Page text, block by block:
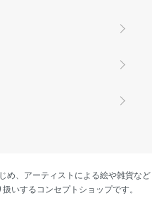
め、アーティストによる絵や雑貨など
いするコンセプトショップです。